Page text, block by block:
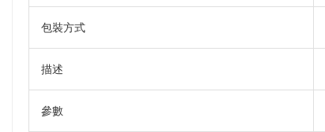
包裝方式
描述
參數